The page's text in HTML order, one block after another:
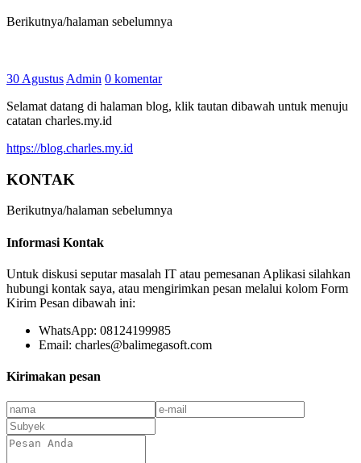
Berikutnya/halaman sebelumnya
30 Agustus Admin 0 komentar
Selamat datang di halaman blog, klik tautan dibawah untuk menuju
catatan charles.my.id
https://blog.charles.my.id
KONTAK
Berikutnya/halaman sebelumnya
Informasi Kontak
Untuk diskusi seputar masalah IT atau pemesanan Aplikasi silahkan
hubungi kontak saya, atau mengirimkan pesan melalui kolom Form
Kirim Pesan dibawah ini:
WhatsApp: 08124199985
Email: charles@balimegasoft.com
Kirimakan pesan